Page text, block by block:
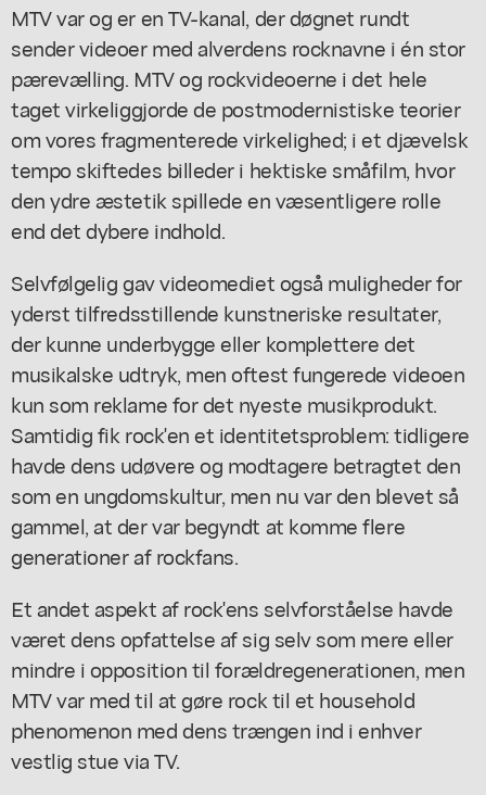
MTV var og er en TV-kanal, der døgnet rundt
sender videoer med alverdens rocknavne i én stor
pærevælling. MTV og rockvideoerne i det hele
taget virkeliggjorde de postmodernistiske teorier
om vores fragmenterede virkelighed; i et djævelsk
tempo skiftedes billeder i hektiske småfilm, hvor
den ydre æstetik spillede en væsentligere rolle
end det dybere indhold.
Selvfølgelig gav videomediet også muligheder for
yderst tilfredsstillende kunstneriske resultater,
der kunne underbygge eller komplettere det
musikalske udtryk, men oftest fungerede videoen
kun som reklame for det nyeste musikprodukt.
Samtidig fik rock'en et identitetsproblem: tidligere
havde dens udøvere og modtagere betragtet den
som en ungdomskultur, men nu var den blevet så
gammel, at der var begyndt at komme flere
generationer af rockfans.
Et andet aspekt af rock'ens selvforståelse havde
været dens opfattelse af sig selv som mere eller
mindre i opposition til forældregenerationen, men
MTV var med til at gøre rock til et household
phenomenon med dens trængen ind i enhver
vestlig stue via TV.